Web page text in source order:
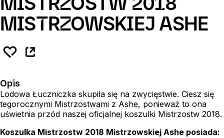
MISTRZOWSKIEJ ASHE
Opis
Lodowa Łuczniczka skupiła się na zwycięstwie. Ciesz się
tegorocznymi Mistrzostwami z Ashe, ponieważ to ona
uświetnia przód naszej oficjalnej koszulki Mistrzostw 2018.
Koszulka Mistrzostw 2018 Mistrzowskiej Ashe posiada: